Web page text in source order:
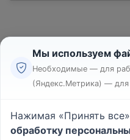
Политика
Мы используем
Необходимые — для
(Яндекс.Метрика) — для
Нажимая «Принять
обработку